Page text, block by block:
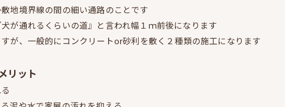
地境界線の間の細い通路のことです
が通れるくらいの道』と言われ幅１ｍ前後になります
が、一般的にコンクリートor砂利を敷く２種類の施工になります
リット